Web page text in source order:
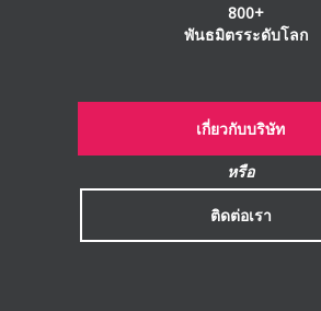
800+
พันธมิตรระดับโลก
เกี่ยวกับบริษัท
หรือ
ติดต่อเรา